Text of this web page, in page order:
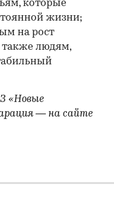
которые
жизни;
на рост
также людям,
«Новые
— на сайте